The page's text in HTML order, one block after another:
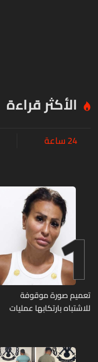
الأكثر قراءة
24 ساعة
1
تعميم صورة موقوفة
للاشتباه بارتكابها عمليات